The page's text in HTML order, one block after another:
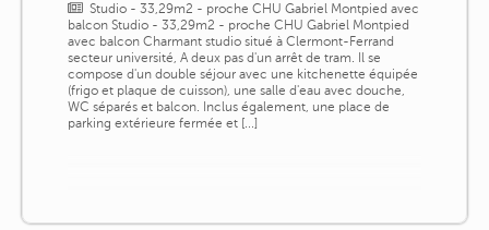
Studio - 33,29m2 - proche CHU Gabriel Montpied avec
balcon Studio - 33,29m2 - proche CHU Gabriel Montpied
avec balcon Charmant studio situé à Clermont-Ferrand
secteur université, A deux pas d'un arrêt de tram. Il se
compose d'un double séjour avec une kitchenette équipée
(frigo et plaque de cuisson), une salle d'eau avec douche,
WC séparés et balcon. Inclus également, une place de
parking extérieure fermée et [...]